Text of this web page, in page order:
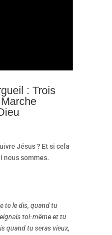
: Trois
Jésus ? Et si cela
nous sommes.
te le dis, quand tu
toi-même et tu
quand tu seras vieux,